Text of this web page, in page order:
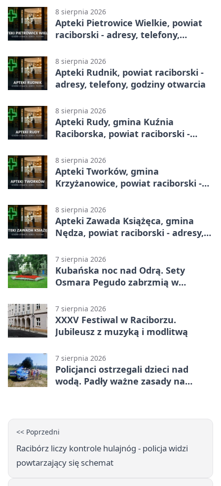
8 sierpnia 2026
Apteki Pietrowice Wielkie, powiat
raciborski - adresy, telefony,
8 sierpnia 2026
Apteki Rudnik, powiat raciborski -
adresy, telefony, godziny otwarcia
8 sierpnia 2026
Apteki Rudy, gmina Kuźnia
Raciborska, powiat raciborski -
8 sierpnia 2026
Apteki Tworków, gmina
Krzyżanowice, powiat raciborski -
8 sierpnia 2026
Apteki Zawada Książęca, gmina
Nędza, powiat raciborski - adresy,
7 sierpnia 2026
Kubańska noc nad Odrą. Sety
Osmara Pegudo zabrzmią w
7 sierpnia 2026
XXXV Festiwal w Raciborzu.
Jubileusz z muzyką i modlitwą
7 sierpnia 2026
Policjanci ostrzegali dzieci nad
wodą. Padły ważne zasady na
<< Poprzedni
Racibórz liczy kontrole hulajnóg - policja widzi
powtarzający się schemat